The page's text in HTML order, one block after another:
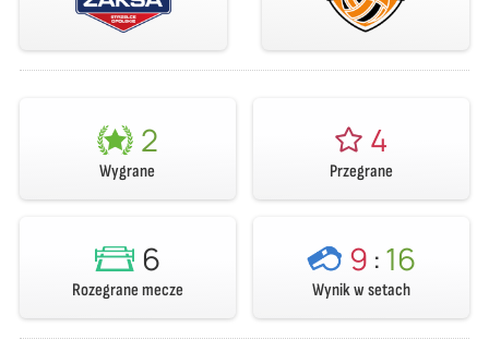
2
Wygrane
4
Przegrane
6
Rozegrane mecze
9 :16
Wynik w setach